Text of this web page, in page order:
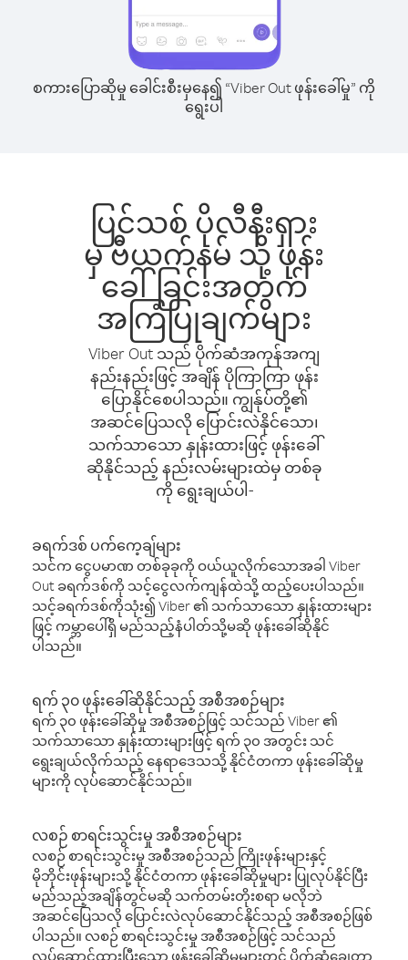
စကားပြောဆိုမှု ခေါင်းစီးမှနေ၍ “Viber Out ဖုန်းခေါ်မှု” ကို
ရွေးပါ
ပြင်သစ် ပိုလီနီးရှား
မှ ဗီယက်နမ် သို့ ဖုန်း
ခေါ်ခြင်းအတွက်
အကြံပြုချက်များ
Viber Out သည် ပိုက်ဆံအကုန်အကျ
နည်းနည်းဖြင့် အချိန် ပိုကြာကြာ ဖုန်း
ပြောနိုင်စေပါသည်။ ကျွန်ုပ်တို့၏
အဆင်ပြေသလို ပြောင်းလဲနိုင်သော၊
သက်သာသော နှုန်းထားဖြင့် ဖုန်းခေါ်
ဆိုနိုင်သည့် နည်းလမ်းများထဲမှ တစ်ခု
ကို ရွေးချယ်ပါ-
ခရက်ဒစ် ပက်ကေ့ချ်များ
သင်က ငွေပမာဏ တစ်ခုခုကို ဝယ်ယူလိုက်သောအခါ Viber
Out ခရက်ဒစ်ကို သင့်ငွေလက်ကျန်ထဲသို့ ထည့်ပေးပါသည်။
သင့်ခရက်ဒစ်ကိုသုံး၍ Viber ၏ သက်သာသော နှုန်းထားများ
ဖြင့် ကမ္ဘာပေါ်ရှိ မည်သည့်နံပါတ်သို့မဆို ဖုန်းခေါ်ဆိုနိုင်
ပါသည်။
ရက် ၃၀ ဖုန်းခေါ်ဆိုနိုင်သည့် အစီအစဉ်များ
ရက် ၃၀ ဖုန်းခေါ်ဆိုမှု အစီအစဉ်ဖြင့် သင်သည် Viber ၏
သက်သာသော နှုန်းထားများဖြင့် ရက် ၃၀ အတွင်း သင်
ရွေးချယ်လိုက်သည့် နေရာဒေသသို့ နိုင်ငံတကာ ဖုန်းခေါ်ဆိုမှု
များကို လုပ်ဆောင်နိုင်သည်။
လစဉ် စာရင်းသွင်းမှု အစီအစဉ်များ
လစဉ် စာရင်းသွင်းမှု အစီအစဉ်သည် ကြိုးဖုန်းများနှင့်
မိုဘိုင်းဖုန်းများသို့ နိုင်ငံတကာ ဖုန်းခေါ်ဆိုမှုများ ပြုလုပ်နိုင်ပြီး
မည်သည့်အချိန်တွင်မဆို သက်တမ်းတိုးစရာ မလိုဘဲ
အဆင်ပြေသလို ပြောင်းလဲလုပ်ဆောင်နိုင်သည့် အစီအစဉ်ဖြစ်
ပါသည်။ လစဉ် စာရင်းသွင်းမှု အစီအစဉ်ဖြင့် သင်သည်
လုပ်ဆောင်ထားပြီးသော ဖုန်းခေါ်ဆိုမှုများတွင် ပိုက်ဆံချွေတာ